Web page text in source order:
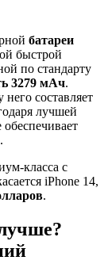
батареи
быстрой
по стандарту
3279 мАч.
составляет
лучшей
класса с
iPhone 14,
.